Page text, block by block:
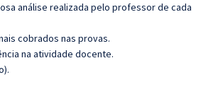
análise realizada pelo professor de cada
cobrados nas provas.
na atividade docente.